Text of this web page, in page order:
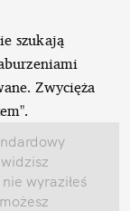
szukają
Zwycięża
wyraziłeś